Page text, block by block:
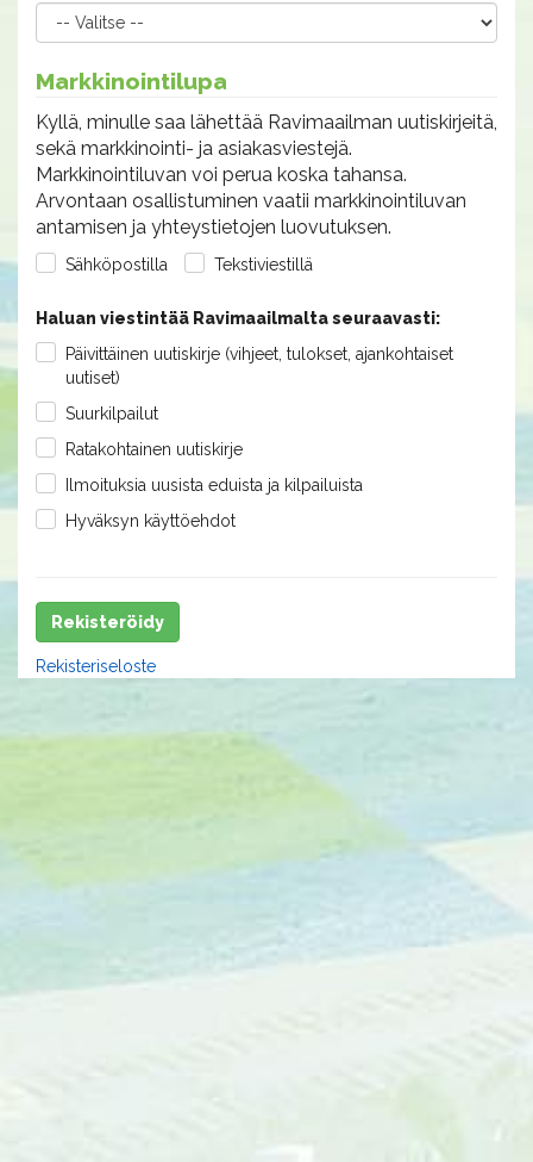
Markkinointilupa
Kyllä, minulle saa lähettää Ravimaailman uutiskirjeitä,
sekä markkinointi- ja asiakasviestejä.
Markkinointiluvan voi perua koska tahansa.
Arvontaan osallistuminen vaatii markkinointiluvan
antamisen ja yhteystietojen luovutuksen.
Sähköpostilla Tekstiviestillä
Haluan viestintää Ravimaailmalta seuraavasti:
Päivittäinen uutiskirje (vihjeet, tulokset, ajankohtaiset
uutiset)
Suurkilpailut
Ratakohtainen uutiskirje
Ilmoituksia uusista eduista ja kilpailuista
Hyväksyn käyttöehdot
Rekisteröidy
Rekisteriseloste